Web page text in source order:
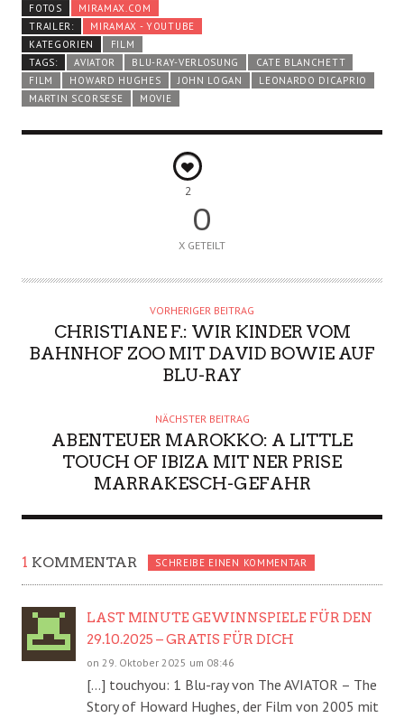
FOTOS
MIRAMAX.COM
TRAILER:
MIRAMAX - YOUTUBE
KATEGORIEN
FILM
TAGS:
AVIATOR BLU-RAY-VERLOSUNG
CATE BLANCHETT
FILM
HOWARD HUGHES JOHN LOGAN
LEONARDO DICAPRIO
MARTIN SCORSESE
MOVIE
2
0
X GETEILT
VORHERIGER BEITRAG
CHRISTIANE F.: WIR KINDER VOM
BAHNHOF ZOO MIT DAVID BOWIE AUF
BLU-RAY
NÄCHSTER BEITRAG
ABENTEUER MAROKKO: A LITTLE
TOUCH OF IBIZA MIT NER PRISE
MARRAKESCH-GEFAHR
1 KOMMENTAR SCHREIBE EINEN KOMMENTAR
LAST MINUTE GEWINNSPIELE FÜR DEN
29.10.2025 – GRATIS FÜR DICH
on 29. Oktober 2025 um 08:46
[…] touchyou: 1 Blu-ray von The AVIATOR – The
Story of Howard Hughes, der Film von 2005 mit